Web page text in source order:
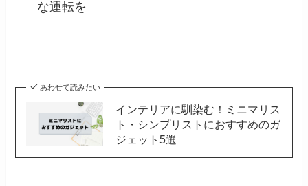
な運転を
あわせて読みたい
インテリアに馴染む！ミニマリス
ト・シンプリストにおすすめのガ
ジェット5選